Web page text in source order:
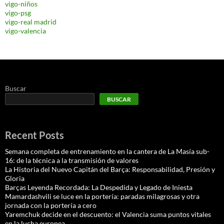
vigo-niños
vigo-psg
vigo-real madrid
vigo-valencia
Buscar
BUSCAR
Recent Posts
Semana completa de entrenamiento en la cantera de La Masía sub-
16: de la técnica a la transmisión de valores
La Historia del Nuevo Capitán del Barça: Responsabilidad, Presión y
Gloria
Barças Leyenda Recordada: La Despedida y Legado de Iniesta
Mamardashvili se luce en la portería: paradas milagrosas y otra
jornada con la portería a cero
Yaremchuk decide en el descuento: el Valencia suma puntos vitales